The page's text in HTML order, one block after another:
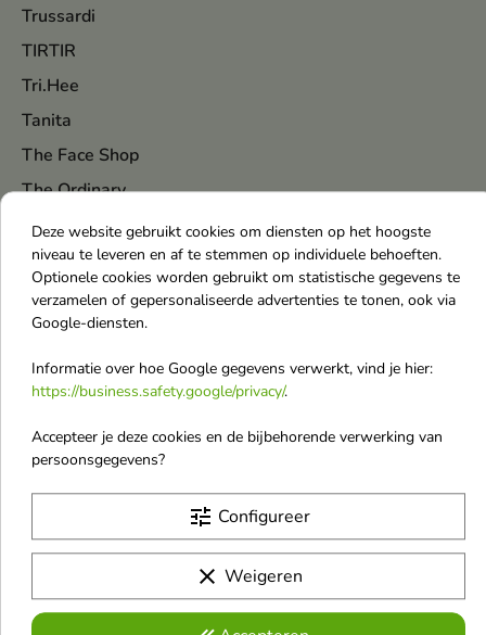
Trussardi
TIRTIR
Tri.Hee
Tanita
The Face Shop
The Ordinary
The Saem
theBalm
Tiziana Terenzi
Tocobo
Tom Ford
Tommy
Top
Torriden
Tołpa
Trust My Sister
Deze website gebruikt cookies om diensten op het hoogste
niveau te leveren en af te stemmen op individuele behoeften.
Optionele cookies worden gebruikt om statistische gegevens te
verzamelen of gepersonaliseerde advertenties te tonen, ook via
Google-diensten.
Informatie over hoe Google gegevens verwerkt, vind je hier:
https://business.safety.google/privacy/.
Accepteer je deze cookies en de bijbehorende verwerking van
persoonsgegevens?
tune Configureer
clear Weigeren